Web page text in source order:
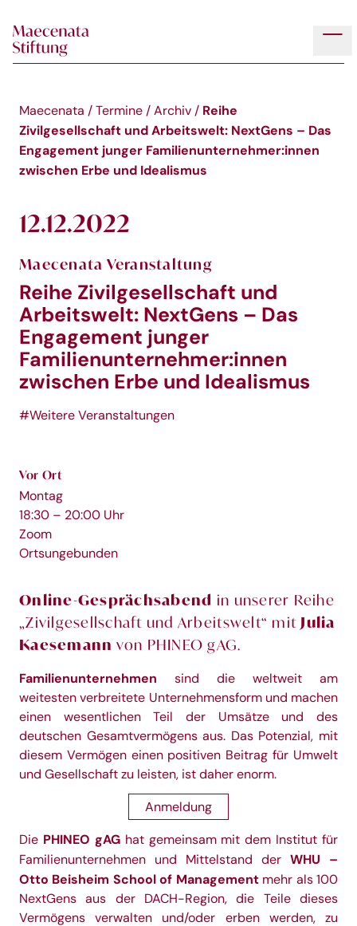
Maecenata / Termine / Archiv / Reihe
Zivilgesellschaft und Arbeitswelt: NextGens – Das
Engagement junger Familienunternehmer:innen
zwischen Erbe und Idealismus
12.12.2022
Maecenata Veranstaltung
Reihe Zivilgesellschaft und
Arbeitswelt: NextGens – Das
Engagement junger
Familienunternehmer:innen
zwischen Erbe und Idealismus
#Weitere Veranstaltungen
Vor Ort
Montag
18:30 – 20:00 Uhr
Zoom
Ortsungebunden
Online-Gesprächsabend in unserer Reihe
„Zivilgesellschaft und Arbeitswelt“ mit Julia
Kaesemann von PHINEO gAG.
Familienunternehmen sind die weltweit am
weitesten verbreitete Unternehmensform und machen
einen wesentlichen Teil der Umsätze und des
deutschen Gesamtvermögens aus. Das Potenzial, mit
diesem Vermögen einen positiven Beitrag für Umwelt
und Gesellschaft zu leisten, ist daher enorm.
Anmeldung
Die PHINEO gAGhat gemeinsam mit dem Institut für
Familienunternehmen und Mittelstand der WHU –
Otto Beisheim School of Managementmehr als 100
NextGens aus der DACH-Region, die Teile dieses
Vermögens verwalten und/oder erben werden, zu